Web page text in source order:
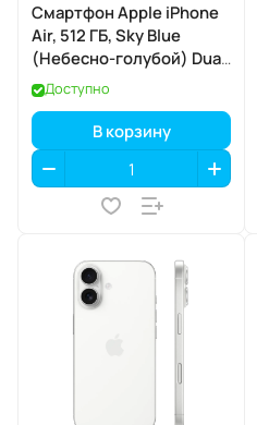
Смартфон Apple iPhone
Air, 512 ГБ, Sky Blue
(Небесно-голубой) Dual
eSIM
Доступно
В корзину